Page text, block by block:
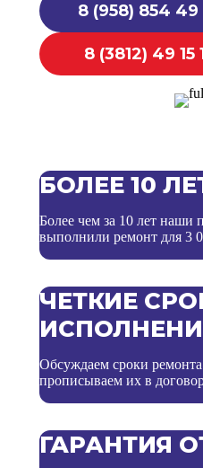
8 (958) 854 49
8 (3812) 49 15
БОЛЕЕ 10
Более чем за 10 лет наши
выполнили ремонт для 3
ЧЕТКИЕ
Обсуждаем сроки
прописываем их в
ГАРАНТИЯ